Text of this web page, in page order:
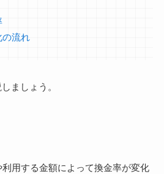
の流れ
ましょう。
用する金額によって換金率が変化